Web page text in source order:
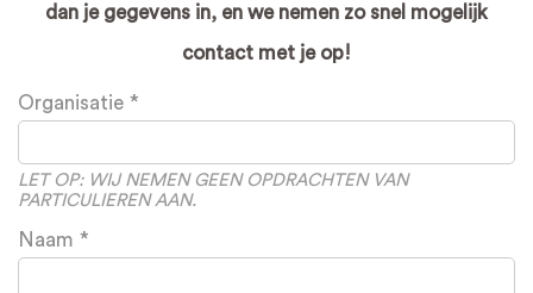
dan je gegevens in, en we nemen zo snel mogelijk
contact met je op!
Leave
this
blank
Organisatie
LET OP: WIJ NEMEN GEEN OPDRACHTEN VAN
PARTICULIEREN AAN.
Naam